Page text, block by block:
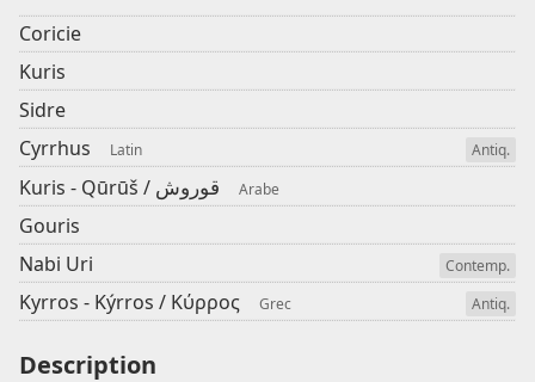
Coricie
Kuris
Sidre
Cyrrhus
Latin Antiq.
Kuris - Qūrūš / قوروش Arabe
Gouris
Nabi Uri
Contemp.
Kyrros - Kýrros / Κύρρος Grec Antiq.
Description